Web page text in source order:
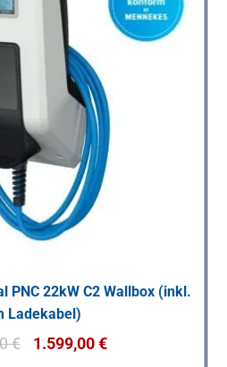
PNC 22kW C2 Wallbox (inkl.
Ladekabel)
€ 1.599,00€